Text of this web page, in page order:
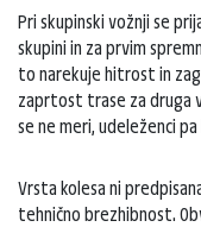
Pri skupinski vožnji se
skupini in za prvim
to narekuje hitrost in
zaprtost trase za druga
se ne meri, udeleženci
Vrsta kolesa ni
tehnično brezhibnost.